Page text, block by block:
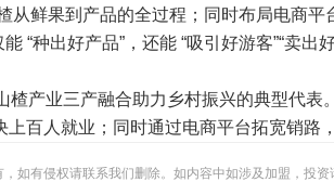
从鲜果到产品的全过程；同时布局电商
“种出好产品”，还能 “吸引好游客”“卖出好
楂产业三产融合助力乡村振兴的典型代
百人就业；同时通过电商平台拓宽销路
如有侵权请联系我们删除。如内容中如涉及加盟，投